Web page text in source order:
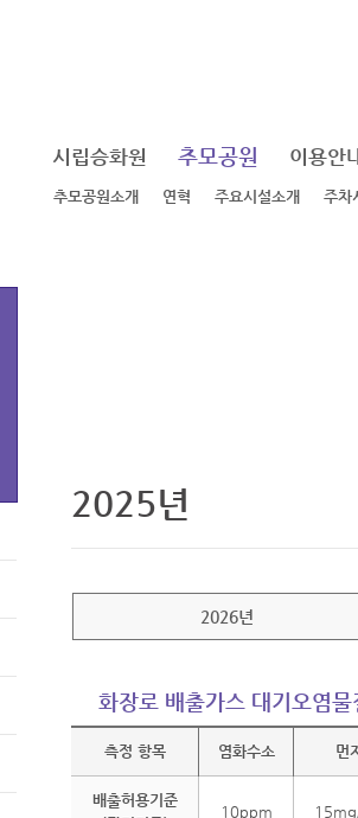
시립승화원 추모공원
추모공원소개 연혁 주요시설소개 주차
이용안
2025년
2026년
화장로 배출가스 대기오염
측정 항목 염화수소 먼지
배출허용기준
10ppm